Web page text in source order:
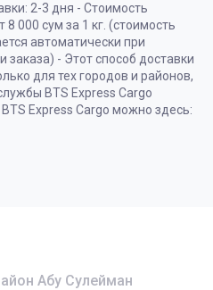
2-3 дня - Стоимость
8 000 сум за 1 кг. (стоимость
автоматически при
заказа) - Этот способ доставки
для тех городов и районов,
BTS Express Cargo
Express Cargo можно здесь:
Абу Сулейман